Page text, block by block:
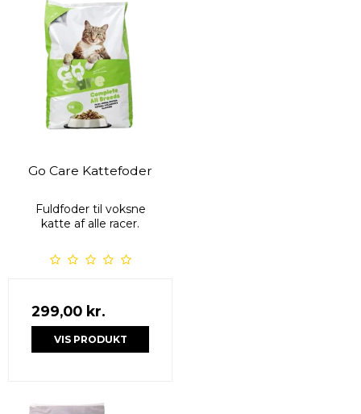
Go Care Kattefoder
Fuldfoder til voksne
katte af alle racer.
299,00 kr.
VIS PRODUKT